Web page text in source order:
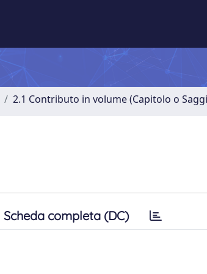
2.1 Contributo in volume (Capitolo o
Scheda completa (DC)